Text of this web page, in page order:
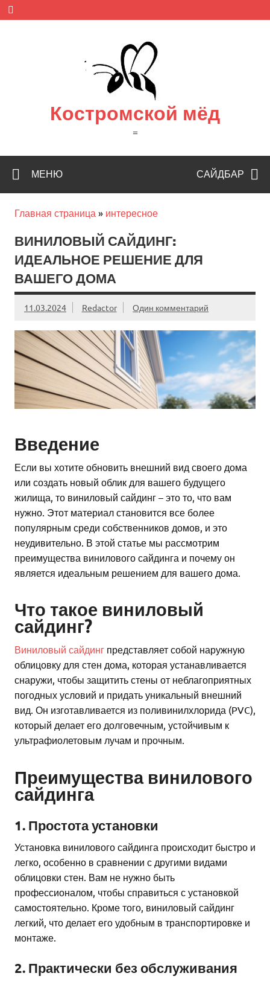
Skip
content
Костромской мёд
=
САЙДБАР
МЕНЮ
Главная страница » интересное
ВИНИЛОВЫЙ САЙДИНГ:
ИДЕАЛЬНОЕ РЕШЕНИЕ ДЛЯ
ВАШЕГО ДОМА
11.03.2024 Redactor Один комментарий
Введение
Если вы хотите обновить внешний вид своего дома
или создать новый облик для вашего будущего
жилища, то виниловый сайдинг – это то, что вам
нужно. Этот материал становится все более
популярным среди собственников домов, и это
неудивительно. В этой статье мы рассмотрим
преимущества винилового сайдинга и почему он
является идеальным решением для вашего дома.
Что такое виниловый
сайдинг?
Виниловый сайдинг представляет собой наружную
облицовку для стен дома, которая устанавливается
снаружи, чтобы защитить стены от неблагоприятных
погодных условий и придать уникальный внешний
вид. Он изготавливается из поливинилхлорида (PVC),
который делает его долговечным, устойчивым к
ультрафиолетовым лучам и прочным.
Преимущества винилового
сайдинга
1. Простота установки
Установка винилового сайдинга происходит быстро и
легко, особенно в сравнении с другими видами
облицовки стен. Вам не нужно быть
профессионалом, чтобы справиться с установкой
самостоятельно. Кроме того, виниловый сайдинг
легкий, что делает его удобным в транспортировке и
монтаже.
2. Практически без обслуживания